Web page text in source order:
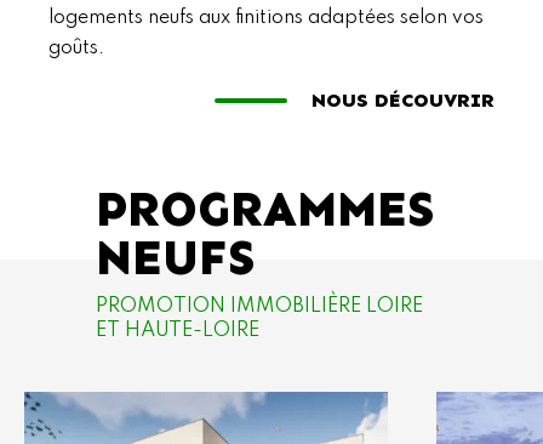
logements neufs aux finitions adaptées selon vos
goûts.
NOUS DÉCOUVRIR
PROGRAMMES
NEUFS
PROMOTION IMMOBILIÈRE LOIRE
ET HAUTE-LOIRE